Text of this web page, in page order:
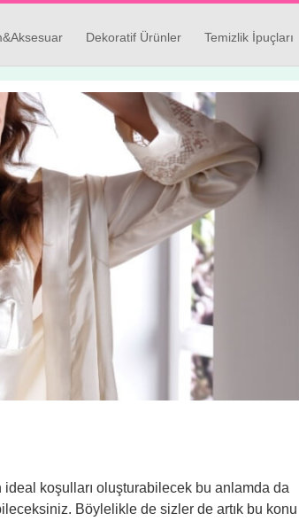
Dekoratif Ürünler Temizlik İpuçları
koşulları oluşturabilecek bu anlamda da
Böylelikle de sizler de artık bu konu